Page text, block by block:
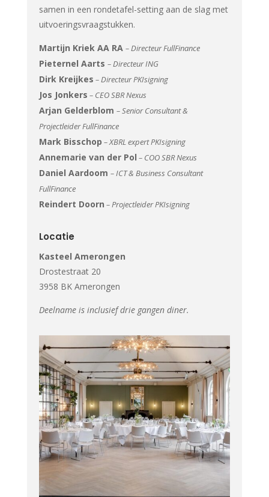
samen in een rondetafel-setting aan de slag met
uitvoeringsvraagstukken.
Martijn Kriek AA RA – Directeur FullFinance
Pieternel Aarts – Directeur ING
Dirk Kreijkes – Directeur PKIsigning
Jos Jonkers – CEO SBR Nexus
Arjan Gelderblom – Senior Consultant &
Projectleider FullFinance
Mark Bisschop – XBRL expert PKIsigning
Annemarie van der Pol – COO SBR Nexus
Daniel Aardoom – ICT & Business Consultant
FullFinance
Reindert Doorn – Projectleider PKIsigning
Locatie
Kasteel Amerongen
Drostestraat 20
3958 BK Amerongen
Deelname is inclusief drie gangen diner.